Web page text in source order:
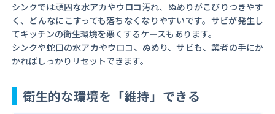
シンクでは頑固な水アカやウロコ汚れ、ぬめりがこびりつきやす
く、どんなにこすっても落ちなくなりやすいです。サビが発生し
てキッチンの衛生環境を悪くするケースもあります。
シンクや蛇口の水アカやウロコ、ぬめり、サビも、業者の手にか
かればしっかりリセットできます。
衛生的な環境を「維持」できる